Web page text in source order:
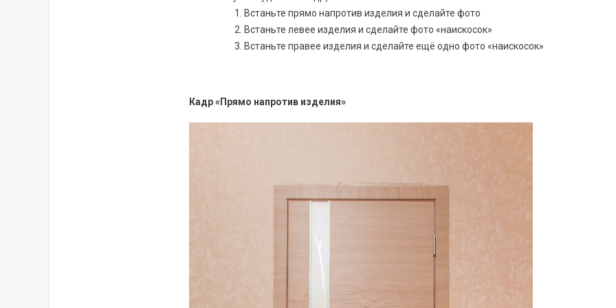
Встаньте прямо напротив изделия и сделайте фото
Встаньте левее изделия и сделайте фото «наискосок»
Встаньте правее изделия и сделайте ещё одно фото «наискосок»
Кадр «Прямо напротив изделия»